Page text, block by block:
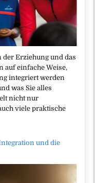
der Erziehung und das
auf einfache Weise,
integriert werden
was Sie alles
nicht nur
viele praktische
und die